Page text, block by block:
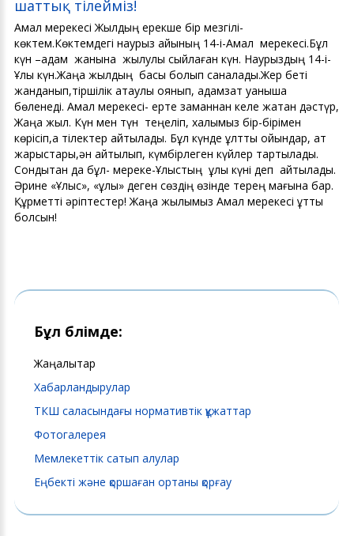
шаттық тілейміз!
Амал мерекесі Жылдың ерекше бір мезгілі-
көктем.Көктемдегі наурыз айының 14-і-Амал мерекесі.Бұл
күн –адам жанына жылулық сыйлаған күн. Наурыздың 14-і-
Ұлы күн.Жаңа жылдың басы болып саналады.Жер беті
жанданып,тіршілік атаулы оянып, адамзат қуанышқа
бөленеді. Амал мерекесі- ерте заманнан келе жатқан дәстүр,
Жаңа жыл. Күн мен түн теңеліп, халқымыз бір-бірімен
көрісіп,ақ тілектер айтылады. Бұл күнде ұлттық ойындар, ат
жарыстары,ән айтылып, күмбірлеген күйлер тартылады.
Сондықтан да бұл- мереке-Ұлыстың ұлы күні деп айтылады.
Әрине «Ұлыс», «ұлы» деген сөздің өзінде терең мағына бар.
Құрметті әріптестер! Жаңа жылымыз Амал мерекесі құтты
болсын!
Бұл бөлімде:
Жаңалықтар
Хабарландырулар
ТКШ саласындағы нормативтік құжаттар
Фотогалерея
Мемлекеттік сатып алулар
Еңбекті және қоршаған ортаны қорғау